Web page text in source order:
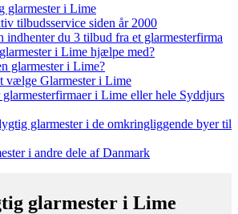
glarmester i Lime
tilbudsservice siden år 2000
indhenter du 3 tilbud fra et glarmesterfirma
i Lime hjælpe med?
glarmester i Lime?
vælge Glarmester i Lime
i Lime eller hele Syddjurs
glarmester i de omkringliggende byer til
i andre dele af Danmark
glarmester i Lime